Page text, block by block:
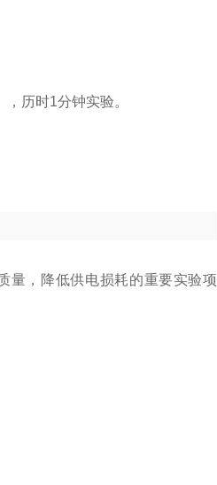
，历时1分钟实验。
量，降低供电损耗的重要实验项